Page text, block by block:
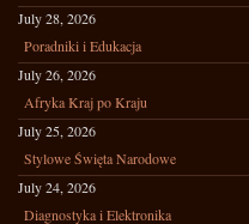
July 28, 2026
Poradniki i Edukacja
July 26, 2026
Afryka Kraj po Kraju
July 25, 2026
Stylowe Święta Narodowe
July 24, 2026
Diagnostyka i Elektronika